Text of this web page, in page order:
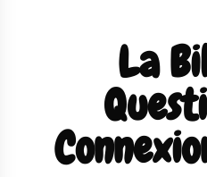
La